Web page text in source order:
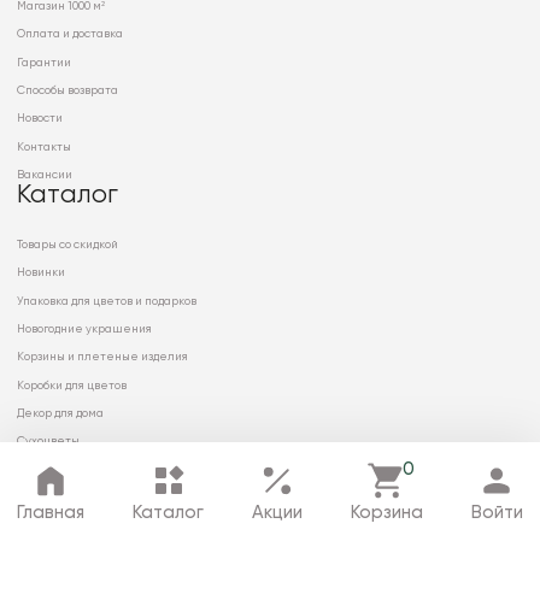
Главная Каталог Акции
0
Корзина Войти
Магазин 1000 м²
Оплата и доставка
Гарантии
Способы возврата
Новости
Контакты
Вакансии
Каталог
Товары со скидкой
Новинки
Упаковка для цветов и подарков
Новогодние украшения
Корзины и плетеные изделия
Коробки для цветов
Декор для дома
Сухоцветы
© 2026 ООО «МИРРЭЙ»